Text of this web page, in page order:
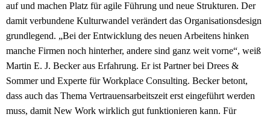
auf und machen Platz für agile Führung und neue Strukturen. Der
damit verbundene Kulturwandel verändert das Organisationsdesign
grundlegend. „Bei der Entwicklung des neuen Arbeitens hinken
manche Firmen noch hinterher, andere sind ganz weit vorne“, weiß
Martin E. J. Becker aus Erfahrung. Er ist Partner bei Drees &
Sommer und Experte für Workplace Consulting. Becker betont,
dass auch das Thema Vertrauensarbeitszeit erst eingeführt werden
muss, damit New Work wirklich gut funktionieren kann. Für